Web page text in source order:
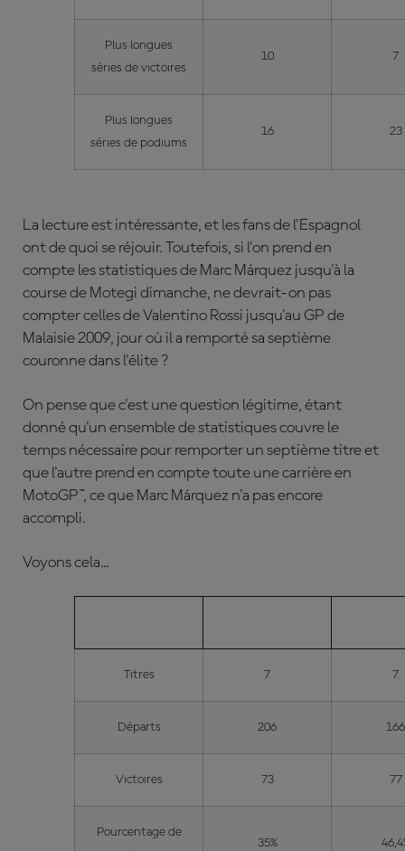
Plus longues
séries de victoires
10 7
Plus longues
séries de podiums
16 23
La lecture est intéressante, et les fans de l'Espagnol
ont de quoi se réjouir. Toutefois, si l'on prend en
compte les statistiques de Marc Márquez jusqu'à la
course de Motegi dimanche, ne devrait-on pas
compter celles de Valentino Rossi jusqu'au GP de
Malaisie 2009, jour où il a remporté sa septième
couronne dans l'élite ?
On pense que c'est une question légitime, étant
donné qu'un ensemble de statistiques couvre le
temps nécessaire pour remporter un septième titre et
que l'autre prend en compte toute une carrière en
MotoGP™, ce que Marc Márquez n'a pas encore
accompli.
Voyons cela...
Titres 7 7
Départs 206 166
Victoires 73 77
Pourcentage de
35%